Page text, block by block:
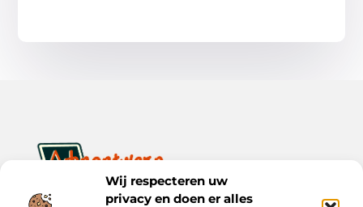
Wij respecteren uw
privacy en doen er alles
Ontwerp je dagelijks leven met inspiratie en verhalen.